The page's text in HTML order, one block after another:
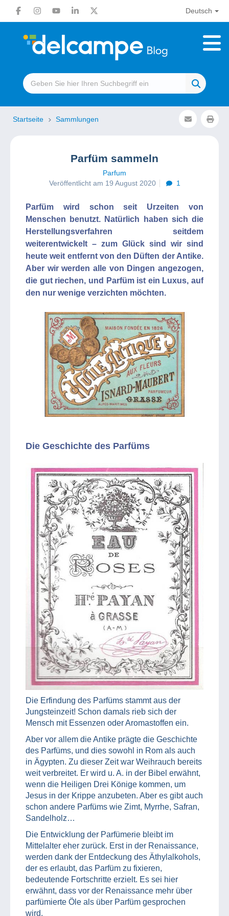
Deutsch
Startseite Sammlungen
Parfüm sammeln
Parfum
Veröffentlicht am 19 August 2020
1
Parfüm wird schon seit Urzeiten von
Menschen benutzt. Natürlich haben sich die
Herstellungsverfahren seitdem
weiterentwickelt – zum Glück sind wir sind
heute weit entfernt von den Düften der Antike.
Aber wir werden alle von Dingen angezogen,
die gut riechen, und Parfüm ist ein Luxus, auf
den nur wenige verzichten möchten.
Die Geschichte des Parfüms
Die Erfindung des Parfüms stammt aus der
Jungsteinzeit! Schon damals rieb sich der
Mensch mit Essenzen oder Aromastoffen ein.
Aber vor allem die Antike prägte die Geschichte
des Parfüms, und dies sowohl in Rom als auch
in Ägypten. Zu dieser Zeit war Weihrauch bereits
weit verbreitet. Er wird u. A. in der Bibel erwähnt,
wenn die Heiligen Drei Könige kommen, um
Jesus in der Krippe anzubeten. Aber es gibt auch
schon andere Parfüms wie Zimt, Myrrhe, Safran,
Sandelholz…
Die Entwicklung der Parfümerie bleibt im
Mittelalter eher zurück. Erst in der Renaissance,
werden dank der Entdeckung des Äthylalkohols,
der es erlaubt, das Parfüm zu fixieren,
bedeutende Fortschritte erzielt. Es sei hier
erwähnt, dass vor der Renaissance mehr über
parfümierte Öle als über Parfüm gesprochen
wird.